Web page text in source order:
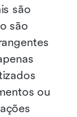
são
são
ou